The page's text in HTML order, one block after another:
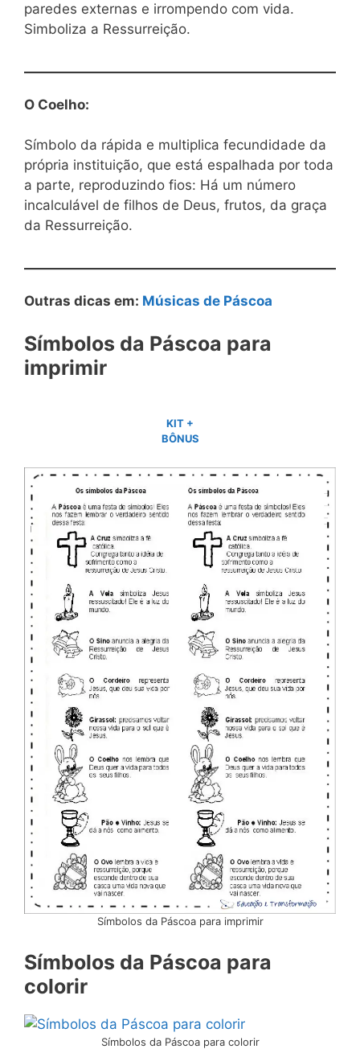
paredes externas e irrompendo com vida.
Simboliza a Ressurreição.
O Coelho:
Símbolo da rápida e multiplica fecundidade da
própria instituição, que está espalhada por toda
a parte, reproduzindo fios: Há um número
incalculável de filhos de Deus, frutos, da graça
da Ressurreição.
Outras dicas em: Músicas de Páscoa
Símbolos da Páscoa para
imprimir
KIT +
BÔNUS
Símbolos da Páscoa para imprimir
Símbolos da Páscoa para
colorir
Símbolos da Páscoa para colorir